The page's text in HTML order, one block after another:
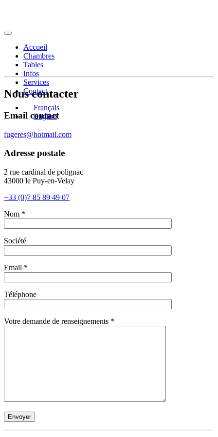
Accueil
Chambres
Tables
Infos
Services
Contact
Français
English
Nous contacter
Email contact
fugeres@hotmail.com
Adresse postale
2 rue cardinal de polignac
43000 le Puy-en-Velay
+33 (0)7 85 89 49 07
Nom *
Société
Email *
Téléphone
Votre demande de renseignements *
Envoyer